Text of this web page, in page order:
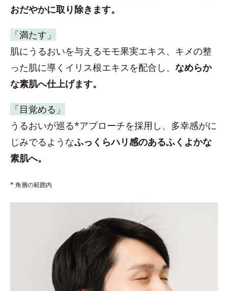
おだやかに取り除きます。
「満たす」
肌にうるおいを与えるモモ果実エキス、キメの整
った肌に導くイリス根エキスを配合し、 なめらか
な素肌へ仕上げます。
「目覚める」
うるおいが巡る*アプローチを採用し、多幸感がに
じみでるようなふっくらハリ感のあるふくよかな
素肌へ。
* 角層の範囲内